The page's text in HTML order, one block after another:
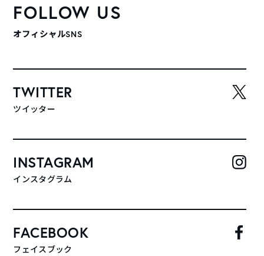
FOLLOW US
オフィシャルSNS
TWITTER
ツイッター
INSTAGRAM
インスタグラム
FACEBOOK
フェイスブック